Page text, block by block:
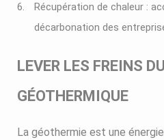
Récupération de chaleur :
décarbonation des
LEVER LES FREINS
GÉOTHERMIQUE
La géothermie est une